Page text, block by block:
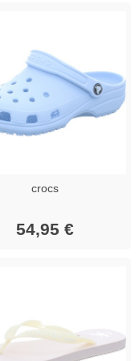
crocs
54,95 €